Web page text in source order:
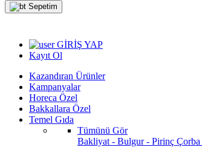
Sepetim
GİRİŞ YAP
Kayıt Ol
Kazandıran Ürünler
Kampanyalar
Horeca Özel
Bakkallara Özel
Temel Gıda
Tümünü Gör
Bakliyat - Bulgur - Pirinç Çorba